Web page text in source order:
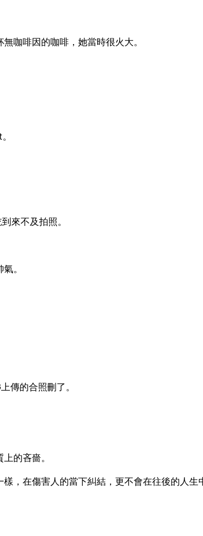
咖啡因的咖啡，她當時很火大。
來不及拍照。
。
傳的合照刪了。
的吝嗇。
，在傷害人的當下糾結，更不會在往後的人生